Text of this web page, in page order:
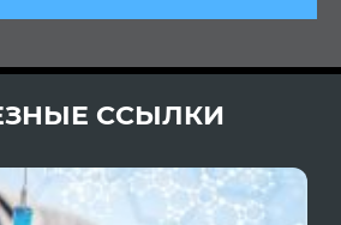
ССЫЛКИ